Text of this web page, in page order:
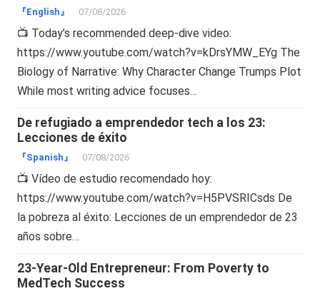
『English』 07/08/2026
📺 Today’s recommended deep-dive video:
https://www.youtube.com/watch?v=kDrsYMW_EYg The
Biology of Narrative: Why Character Change Trumps Plot
While most writing advice focuses…
De refugiado a emprendedor tech a los 23:
Lecciones de éxito
『Spanish』 07/08/2026
📺 Vídeo de estudio recomendado hoy:
https://www.youtube.com/watch?v=H5PVSRICsds De
la pobreza al éxito: Lecciones de un emprendedor de 23
años sobre…
23-Year-Old Entrepreneur: From Poverty to
MedTech Success